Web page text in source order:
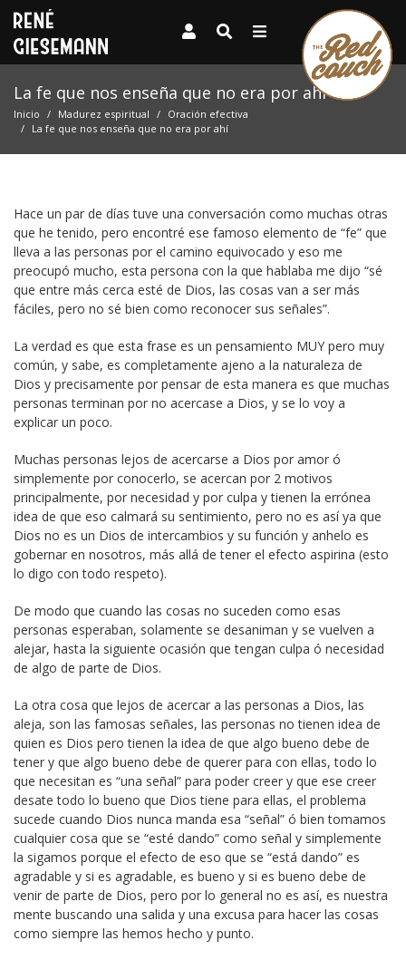
La fe que nos enseña que no era por ahí
Inicio Madurez espiritual
Oración efectiva
La fe que nos enseña que no era por ahí
Hace un par de días tuve una conversación como muchas otras
que he tenido, pero encontré ese famoso elemento de “fe” que
lleva a las personas por el camino equivocado y eso me
preocupó mucho, esta persona con la que hablaba me dijo “sé
que entre más cerca esté de Dios, las cosas van a ser más
fáciles, pero no sé bien como reconocer sus señales”.
La verdad es que esta frase es un pensamiento MUY pero muy
común, y sabe, es completamente ajeno a la naturaleza de
Dios y precisamente por pensar de esta manera es que muchas
personas terminan por no acercase a Dios, y se lo voy a
explicar un poco.
Muchas personas lejos de acercarse a Dios por amor ó
simplemente por conocerlo, se acercan por 2 motivos
principalmente, por necesidad y por culpa y tienen la errónea
idea de que eso calmará su sentimiento, pero no es así ya que
Dios no es un Dios de intercambios y su función y anhelo es
gobernar en nosotros, más allá de tener el efecto aspirina (esto
lo digo con todo respeto).
De modo que cuando las cosas no suceden como esas
personas esperaban, solamente se desaniman y se vuelven a
alejar, hasta la siguiente ocasión que tengan culpa ó necesidad
de algo de parte de Dios.
La otra cosa que lejos de acercar a las personas a Dios, las
aleja, son las famosas señales, las personas no tienen idea de
quien es Dios pero tienen la idea de que algo bueno debe de
tener y que algo bueno debe de querer para con ellas, todo lo
que necesitan es “una señal” para poder creer y que ese creer
desate todo lo bueno que Dios tiene para ellas, el problema
sucede cuando Dios nunca manda esa “señal” ó bien tomamos
cualquier cosa que se “esté dando” como señal y simplemente
la sigamos porque el efecto de eso que se “está dando” es
agradable y si es agradable, es bueno y si es bueno debe de
venir de parte de Dios, pero por lo general no es así, es nuestra
mente buscando una salida y una excusa para hacer las cosas
como siempre las hemos hecho y punto.